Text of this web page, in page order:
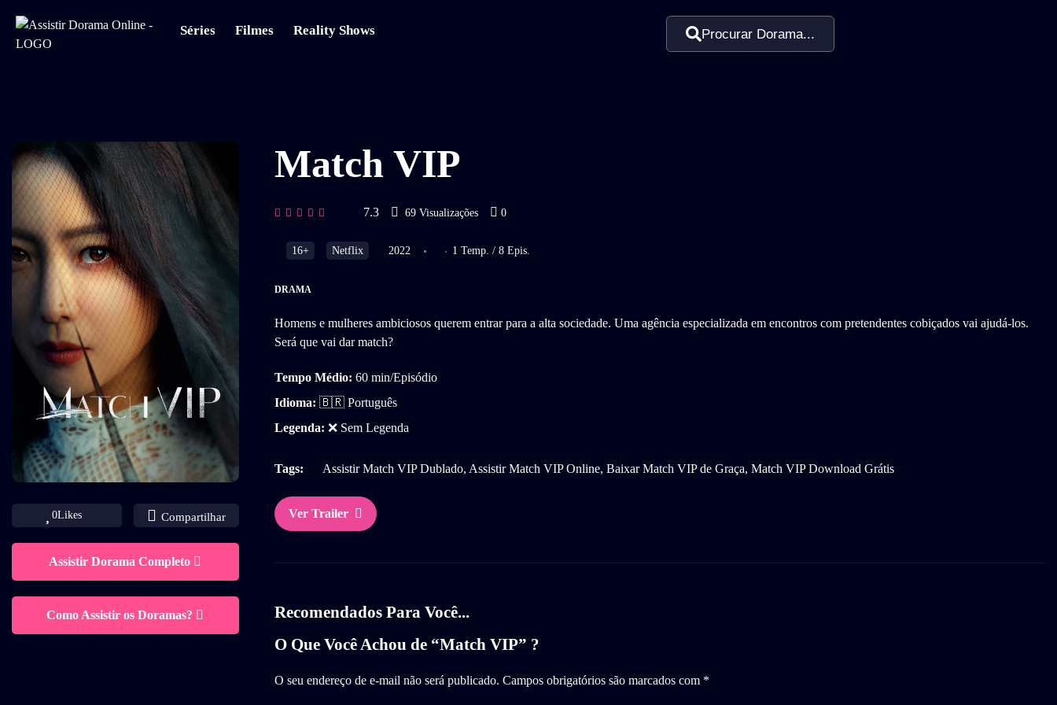
Séries Filmes Reality Shows Procurar Dorama...
0Likes Compartilhar
Assistir Dorama Completo
Como Assistir os Doramas?
Match VIP
7.3 69 Visualizações 0
16+ Netflix 2022 1 Temp. / 8 Epis.
DRAMA
Homens e mulheres ambiciosos querem entrar para a alta sociedade. Uma agência especializada em encontros com pretendentes cobiçados vai ajudá-los.
Será que vai dar match?
Tempo Médio: 60 min/Episódio
Idioma: 🇧🇷 Português
Legenda: ❌ Sem Legenda
Tags: Assistir Match VIP Dublado, Assistir Match VIP Online, Baixar Match VIP de Graça, Match VIP Download Grátis
Ver Trailer
Recomendados Para Você...
O Que Você Achou de “Match VIP” ?
O seu endereço de e-mail não será publicado. Campos obrigatórios são marcados com *